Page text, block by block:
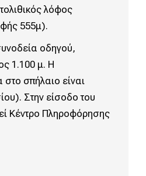
λόφος
555μ).
οδηγού,
1.100 μ. Η
σπήλαιο είναι
Στην είσοδο του
Κέντρο Πληροφόρησης